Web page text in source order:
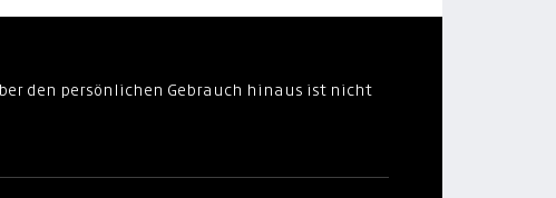
den persönlichen Gebrauch hinaus ist nicht